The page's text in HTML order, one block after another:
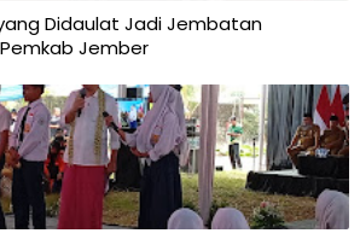
Didaulat Jadi Jembatan
Jember